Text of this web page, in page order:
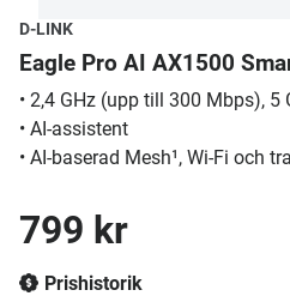
D-LINK
Eagle Pro AI AX1500
• 2,4 GHz (upp till 300 Mbps),
• AI-assistent
• AI-baserad Mesh¹, Wi-Fi och
799 kr
Prishistorik